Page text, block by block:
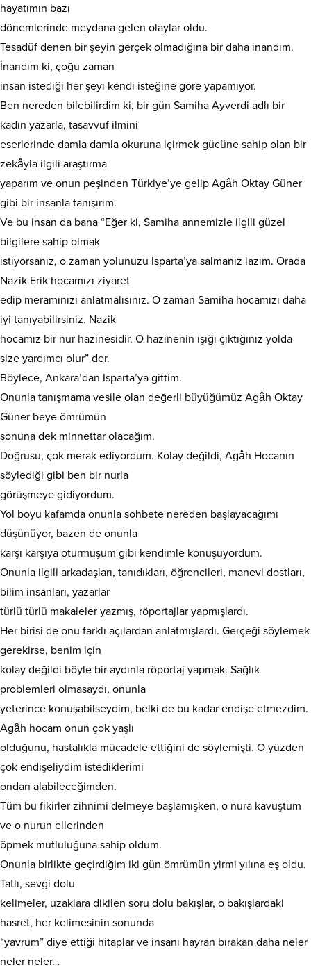
hayatımın bazı
dönemlerinde meydana gelen olaylar oldu.
Tesadüf denen bir şeyin gerçek olmadığına bir daha inandım.
İnandım ki, çoğu zaman
insan istediği her şeyi kendi isteğine göre yapamıyor.
Ben nereden bilebilirdim ki, bir gün Samiha Ayverdi adlı bir
kadın yazarla, tasavvuf ilmini
eserlerinde damla damla okuruna içirmek gücüne sahip olan bir
zekâyla ilgili araştırma
yaparım ve onun peşinden Türkiye’ye gelip Agâh Oktay Güner
gibi bir insanla tanışırım.
Ve bu insan da bana “Eğer ki, Samiha annemizle ilgili güzel
bilgilere sahip olmak
istiyorsanız, o zaman yolunuzu Isparta’ya salmanız lazım. Orada
Nazik Erik hocamızı ziyaret
edip meramınızı anlatmalısınız. O zaman Samiha hocamızı daha
iyi tanıyabilirsiniz. Nazik
hocamız bir nur hazinesidir. O hazinenin ışığı çıktığınız yolda
size yardımcı olur” der.
Böylece, Ankara’dan Isparta’ya gittim.
Onunla tanışmama vesile olan değerli büyüğümüz Agâh Oktay
Güner beye ömrümün
sonuna dek minnettar olacağım.
Doğrusu, çok merak ediyordum. Kolay değildi, Agâh Hocanın
söylediği gibi ben bir nurla
görüşmeye gidiyordum.
Yol boyu kafamda onunla sohbete nereden başlayacağımı
düşünüyor, bazen de onunla
karşı karşıya oturmuşum gibi kendimle konuşuyordum.
Onunla ilgili arkadaşları, tanıdıkları, öğrencileri, manevi dostları,
bilim insanları, yazarlar
türlü türlü makaleler yazmış, röportajlar yapmışlardı.
Her birisi de onu farklı açılardan anlatmışlardı. Gerçeği söylemek
gerekirse, benim için
kolay değildi böyle bir aydınla röportaj yapmak. Sağlık
problemleri olmasaydı, onunla
yeterince konuşabilseydim, belki de bu kadar endişe etmezdim.
Agâh hocam onun çok yaşlı
olduğunu, hastalıkla mücadele ettiğini de söylemişti. O yüzden
çok endişeliydim istediklerimi
ondan alabileceğimden.
Tüm bu fikirler zihnimi delmeye başlamışken, o nura kavuştum
ve o nurun ellerinden
öpmek mutluluğuna sahip oldum.
Onunla birlikte geçirdiğim iki gün ömrümün yirmi yılına eş oldu.
Tatlı, sevgi dolu
kelimeler, uzaklara dikilen soru dolu bakışlar, o bakışlardaki
hasret, her kelimesinin sonunda
“yavrum” diye ettiği hitaplar ve insanı hayran bırakan daha neler
neler neler…